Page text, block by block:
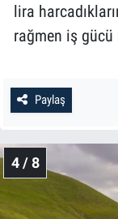
lira
rağmen iş gücü
Paylaş
4 / 8